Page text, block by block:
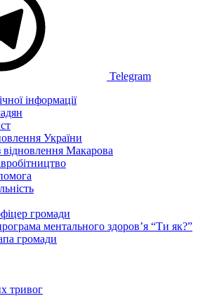
Telegram
інформації
України
Макарова
громади
ментального здоров’я “Ти як?”
громади
тривог